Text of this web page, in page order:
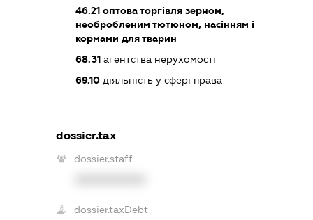
46.21оптова торгівля зерном,
необробленим тютюном, насінням і
кормами для тварин
68.31агентства нерухомості
69.10діяльність у сфері права
dossier.tax
dossier.staff
dossier.taxDebt